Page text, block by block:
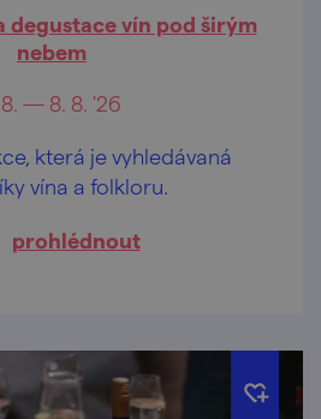
degustace vín pod širým
nebem
8. — 8. 8. '26
která je vyhledávaná
vína a folkloru.
prohlédnout